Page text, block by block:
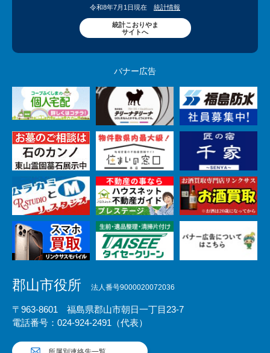
令和8年7月1日現在 統計情報
統計こおりやま
サイトへ
バナー広告
郡山市役所 法人番号9000020072036
〒963-8601 福島県郡山市朝日一丁目23-7
電話番号：024-924-2491（代表）